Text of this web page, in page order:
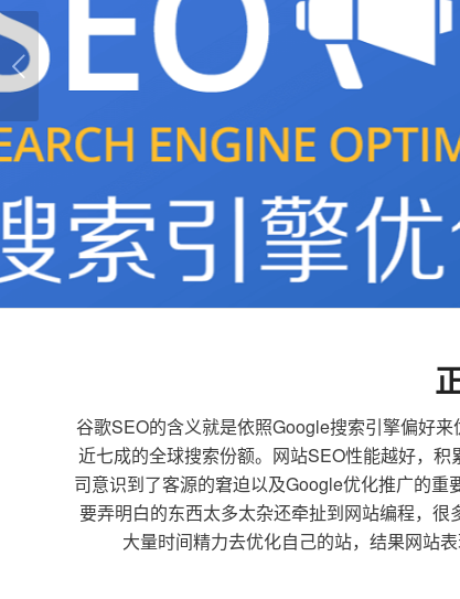
谷歌SEO的含义就是依照Google搜索引擎偏好
近七成的全球搜索份额。网站SEO性能越好，
司意识到了客源的窘迫以及Google优化推广的
要弄明白的东西太多太杂还牵扯到网站编程，
大量时间精力去优化自己的站，结果网站